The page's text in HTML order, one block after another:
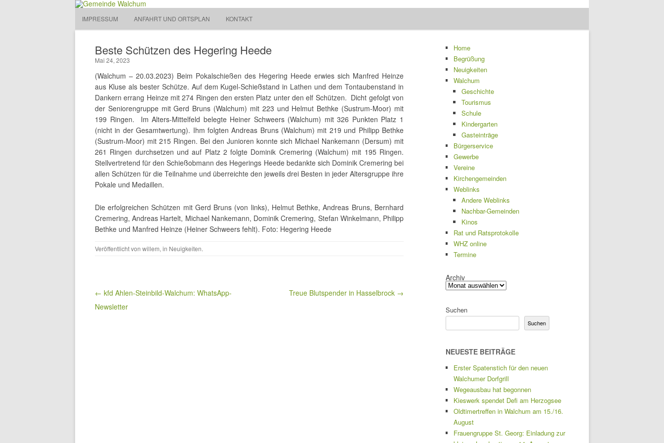
Gemeinde Walchum Gemeinde Walchum
IMPRESSUM ANFAHRT UND ORTSPLAN KONTAKT
Beste Schützen des Hegering Heede
Mai 24, 2023
(Walchum – 20.03.2023) Beim Pokalschießen des Hegering Heede erwies sich Manfred Heinze
aus Kluse als bester Schütze. Auf dem Kugel-Schießstand in Lathen und dem Tontaubenstand in
Dankern errang Heinze mit 274 Ringen den ersten Platz unter den elf Schützen. Dicht gefolgt von
der Seniorengruppe mit Gerd Bruns (Walchum) mit 223 und Helmut Bethke (Sustrum-Moor) mit
199 Ringen. Im Alters-Mittelfeld belegte Heiner Schweers (Walchum) mit 326 Punkten Platz 1
(nicht in der Gesamtwertung). Ihm folgten Andreas Bruns (Walchum) mit 219 und Philipp Bethke
(Sustrum-Moor) mit 215 Ringen. Bei den Junioren konnte sich Michael Nankemann (Dersum) mit
261 Ringen durchsetzen und auf Platz 2 folgte Dominik Cremering (Walchum) mit 195 Ringen.
Stellvertretend für den Schießobmann des Hegerings Heede bedankte sich Dominik Cremering bei
allen Schützen für die Teilnahme und überreichte den jeweils drei Besten in jeder Altersgruppe ihre
Pokale und Medaillen.
Die erfolgreichen Schützen mit Gerd Bruns (von links), Helmut Bethke, Andreas Bruns, Bernhard
Cremering, Andreas Hartelt, Michael Nankemann, Dominik Cremering, Stefan Winkelmann, Philipp
Bethke und Manfred Heinze (Heiner Schweers fehlt). Foto: Hegering Heede
Veröffentlicht von willem, in Neuigkeiten.
Beitragsnavigation
← kfd Ahlen-Steinbild-Walchum: WhatsApp-
Newsletter
Treue Blutspender in Hasselbrock →
Home
Begrüßung
Neuigkeiten
Walchum
Geschichte
Tourismus
Schule
Kindergarten
Gasteinträge
Bürgerservice
Gewerbe
Vereine
Kirchengemeinden
Weblinks
Andere Weblinks
Nachbar-Gemeinden
Kinos
Rat und Ratsprotokolle
WHZ online
Termine
Archiv
Suchen
Suchen
NEUESTE BEITRÄGE
Erster Spatenstich für den neuen
Walchumer Dorfgrill
Wegeausbau hat begonnen
Kieswerk spendet Defi am Herzogsee
Oldtimertreffen in Walchum am 15./16.
August
Frauengruppe St. Georg: Einladung zur